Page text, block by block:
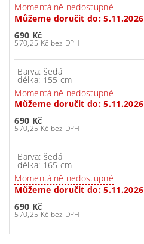
Momentálně nedostupné
Můžeme doručit do: 5.11.2026
690 Kč
570,25 Kč bez DPH
Barva: šedá
délka: 155 cm
Momentálně nedostupné
Můžeme doručit do: 5.11.2026
690 Kč
570,25 Kč bez DPH
Barva: šedá
délka: 165 cm
Momentálně nedostupné
Můžeme doručit do: 5.11.2026
690 Kč
570,25 Kč bez DPH